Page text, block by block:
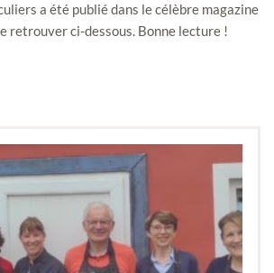
a été publié dans le célèbre magazine
retrouver ci-dessous. Bonne lecture !